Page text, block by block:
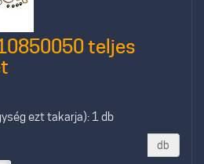
teljes
ezt takarja): 1 db
db